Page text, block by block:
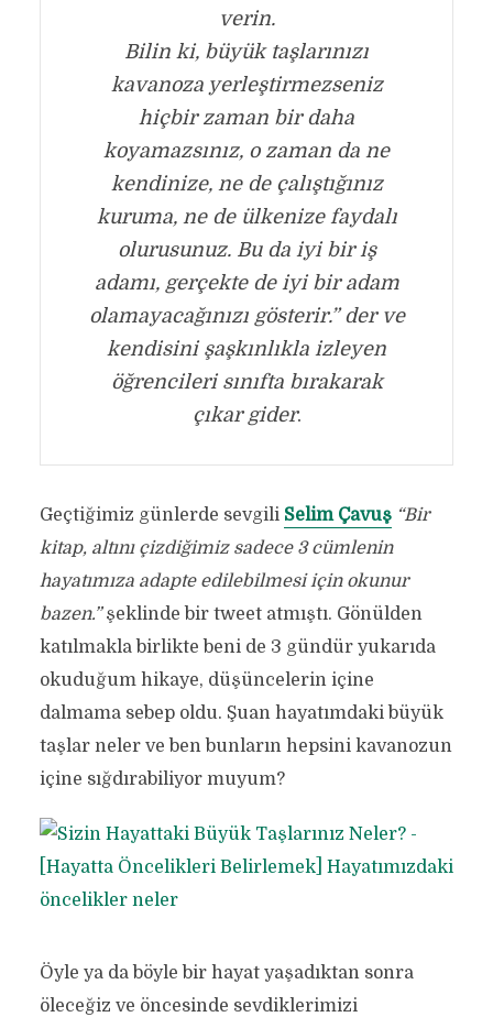
verin.
Bilin ki, büyük taşlarınızı
kavanoza yerleştirmezseniz
hiçbir zaman bir daha
koyamazsınız, o zaman da ne
kendinize, ne de çalıştığınız
kuruma, ne de ülkenize faydalı
olurusunuz. Bu da iyi bir iş
adamı, gerçekte de iyi bir adam
olamayacağınızı gösterir.” der ve
kendisini şaşkınlıkla izleyen
öğrencileri sınıfta bırakarak
çıkar gider.
Geçtiğimiz günlerde sevgili Selim Çavuş “Bir
kitap, altını çizdiğimiz sadece 3 cümlenin
hayatımıza adapte edilebilmesi için okunur
bazen.”şeklinde bir tweet atmıştı. Gönülden
katılmakla birlikte beni de 3 gündür yukarıda
okuduğum hikaye, düşüncelerin içine
dalmama sebep oldu. Şuan hayatımdaki büyük
taşlar neler ve ben bunların hepsini kavanozun
içine sığdırabiliyor muyum?
Öyle ya da böyle bir hayat yaşadıktan sonra
öleceğiz ve öncesinde sevdiklerimizi